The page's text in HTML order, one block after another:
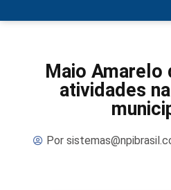
Maio Amarelo
atividades
Por